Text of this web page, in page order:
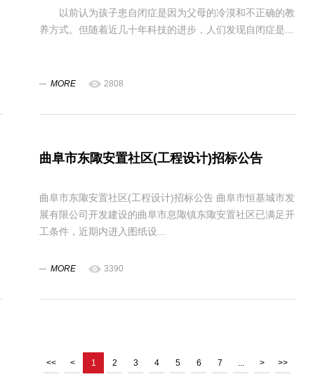
以前认为孩子患自闭症是因为父母的冷漠和不正确的教
养方式。但随着近几十年科技的进步，人们发现自闭症是...
MORE 2808
曲阜市东陬安置社区(工程设计)招标公告
曲阜市东陬安置社区(工程设计)招标公告 曲阜市恒基城市发
展有限公司开发建设的曲阜市息陬镇东陬安置社区已满足开
工条件，近期内进入图纸设...
MORE 3390
<< < 1 2 3 4 5 6 7 ... > >>